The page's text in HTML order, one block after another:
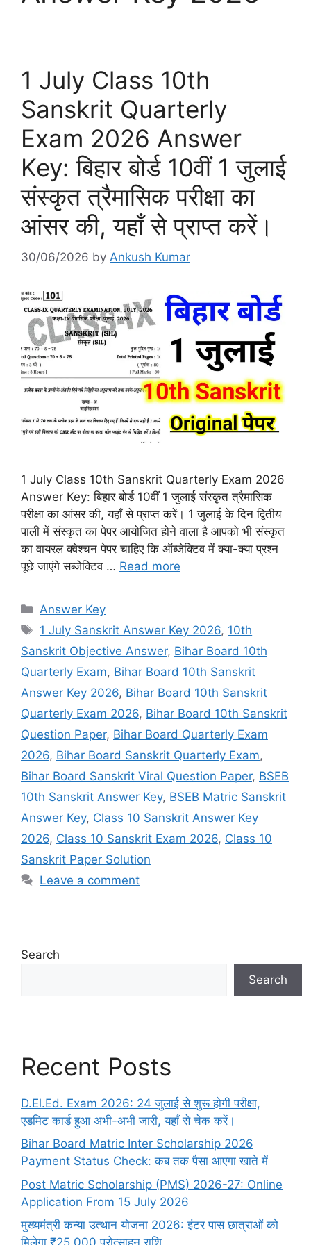
1 July Class 10th
Sanskrit Quarterly
Exam 2026 Answer
Key: बिहार बोर्ड 10वीं 1 जुलाई
संस्कृत त्रैमासिक परीक्षा का
आंसर की, यहाँ से प्राप्त करें।
30/06/2026 by Ankush Kumar
1 July Class 10th Sanskrit Quarterly Exam 2026
Answer Key: बिहार बोर्ड 10वीं 1 जुलाई संस्कृत त्रैमासिक
परीक्षा का आंसर की, यहाँ से प्राप्त करें। 1 जुलाई के दिन द्वितीय
पाली में संस्कृत का पेपर आयोजित होने वाला है आपको भी संस्कृत
का वायरल क्वेश्चन पेपर चाहिए कि ऑब्जेक्टिव में क्या-क्या प्रश्न
पूछे जाएंगे सब्जेक्टिव … Read more
Categories
Answer Key
Tags
1 July Sanskrit Answer Key 2026, 10th
Sanskrit Objective Answer, Bihar Board 10th
Quarterly Exam, Bihar Board 10th Sanskrit
Answer Key 2026, Bihar Board 10th Sanskrit
Quarterly Exam 2026, Bihar Board 10th Sanskrit
Question Paper, Bihar Board Quarterly Exam
2026, Bihar Board Sanskrit Quarterly Exam,
Bihar Board Sanskrit Viral Question Paper, BSEB
10th Sanskrit Answer Key, BSEB Matric Sanskrit
Answer Key, Class 10 Sanskrit Answer Key
2026, Class 10 Sanskrit Exam 2026, Class 10
Sanskrit Paper Solution
Leave a comment
Search
Search
Recent Posts
D.El.Ed. Exam 2026: 24 जुलाई से शुरू होगी परीक्षा,
एडमिट कार्ड हुआ अभी-अभी जारी, यहाँ से चेक करें।
Bihar Board Matric Inter Scholarship 2026
Payment Status Check: कब तक पैसा आएगा खाते में
Post Matric Scholarship (PMS) 2026-27: Online
Application From 15 July 2026
मुख्यमंत्री कन्या उत्थान योजना 2026: इंटर पास छात्राओं को